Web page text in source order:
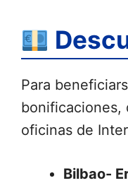
Para
bonificaciones,
oficinas de
Bilbao-